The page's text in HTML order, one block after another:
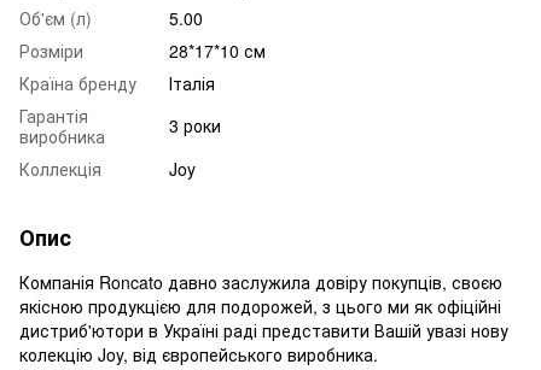
Об'єм (л)
5.00
Розміри
28*17*10 см
Країна бренду
Італія
Гарантія
виробника
3 роки
Коллекція
Joy
Опис
Компанія Roncato давно заслужила довіру покупців, своєю
якісною продукцією для подорожей, з цього ми як офіційні
дистриб'ютори в Україні раді представити Вашій увазі нову
колекцію Joy, від європейського виробника.